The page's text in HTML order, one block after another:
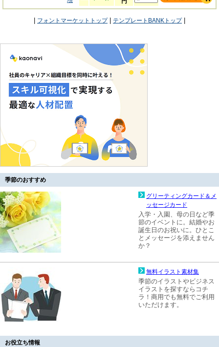
| フォントマーケットトップ| テンプレートBANKトップ|
季節のおすすめ
グリーティングカード＆メ
ッセージカード
入学・入園、母の日など季
節のイベントに。結婚やお
誕生日のお祝いに。ひとこ
とメッセージを添えません
か？
無料イラスト素材集
季節のイラストやビジネス
イラストを探すならコチ
ラ！商用でも無料でご利用
いただけます。
お役立ち情報